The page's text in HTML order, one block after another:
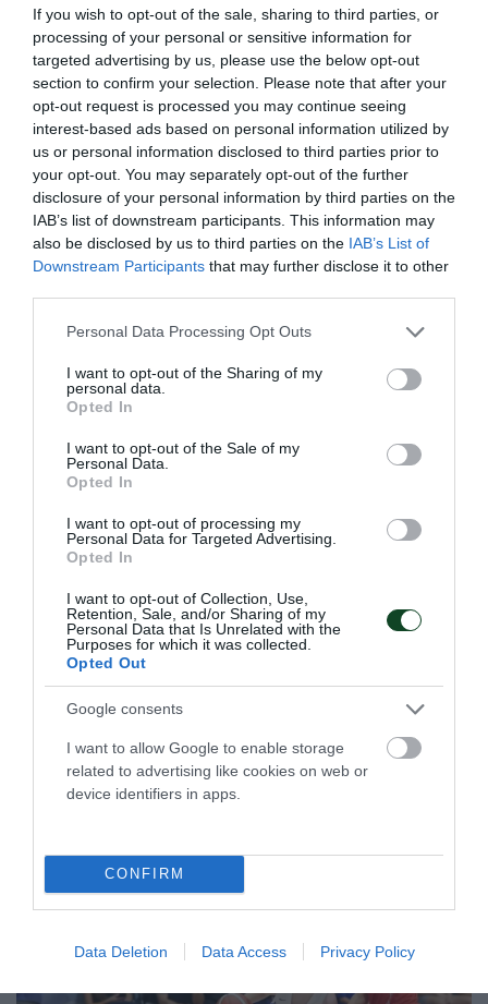
If you wish to opt-out of the sale, sharing to third parties, or
processing of your personal or sensitive information for
targeted advertising by us, please use the below opt-out
section to confirm your selection. Please note that after your
opt-out request is processed you may continue seeing
interest-based ads based on personal information utilized by
us or personal information disclosed to third parties prior to
your opt-out. You may separately opt-out of the further
disclosure of your personal information by third parties on the
IAB’s list of downstream participants. This information may
also be disclosed by us to third parties on the IAB’s List of
Downstream Participants that may further disclose it to other
Please note that this website/app uses one or more Google
not limited to your visit or usage behaviour. You may click to
grant or deny consent to Google and its third-party tags to
use your data for below specified purposes in below Google
consent section.
Personal Data Processing Opt Outs
I want to opt-out of the Sharing of my
personal data.
Opted In
I want to opt-out of the Sale of my
Personal Data.
Opted In
I want to opt-out of processing my
Personal Data for Targeted Advertising.
Opted In
I want to opt-out of Collection, Use,
Retention, Sale, and/or Sharing of my
Personal Data that Is Unrelated with the
Purposes for which it was collected.
Opted Out
Google consents
I want to allow Google to enable storage
related to advertising like cookies on web or
device identifiers in apps.
CONFIRM
Data Deletion Data Access Privacy Policy
Φιλική ισοπαλία με διπλή
«πράσινη» συμμετοχή
Η Εθνική ομάδα βόλεϊ γυναικών αναδείχθηκε ισόπαλη με
την αντίστοιχη της Σουηδία σε φιλική αναμέτρηση που
συμμετείχαν δύο παίκτριες του Παναθηναϊκού.
Τα φιλικά του βόλεϊ γυναικών
Ο Παναθηναϊκός θα πάρει μέρος, μεταξύ άλλων, σε δύο
τουρνουά στην Ιταλία